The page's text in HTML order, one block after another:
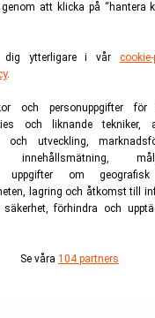
att klicka på “hantera
dig ytterligare i vår
.
och personuppgifter för
och liknande tekniker,
och utveckling,
uppgifter om geografisk
lagring och åtkomst till
förhindra och
Se våra 104 partners
kusten utanför
slår domaren
var en följd
som undantag i
Nord Stream AG